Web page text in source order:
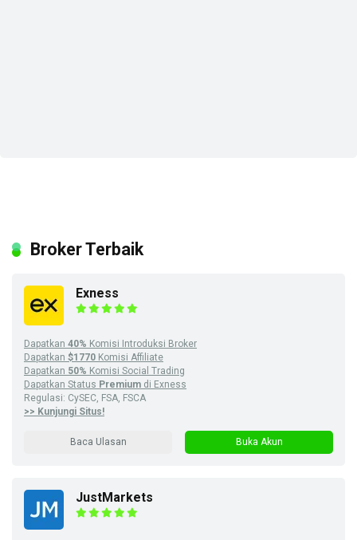
Broker Terbaik
Exness
Dapatkan 40% Komisi Introduksi Broker
Dapatkan $1770 Komisi Affiliate
Dapatkan 50% Komisi Social Trading
Dapatkan Status Premium di Exness
Regulasi: CySEC, FSA, FSCA
>> Kunjungi Situs!
Baca Ulasan Buka Akun
JustMarkets